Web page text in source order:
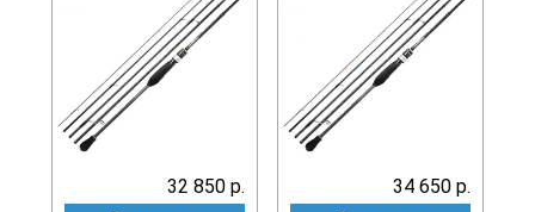
32 850 р.
34 650 р.